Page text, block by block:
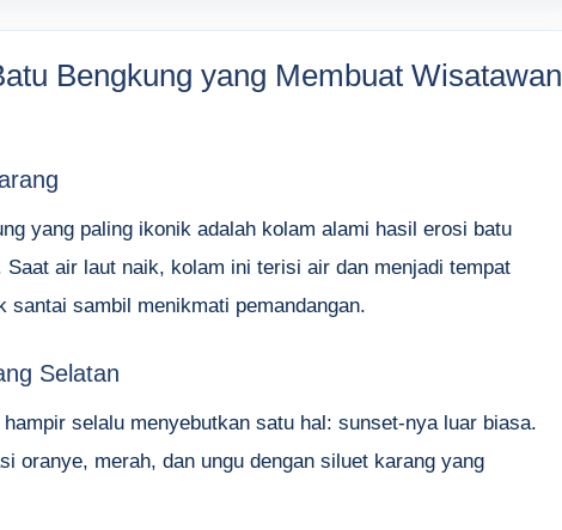
Bengkung yang Membuat Wisatawan
yang paling ikonik adalah kolam alami hasil erosi batu
Saat air laut naik, kolam ini terisi air dan menjadi tempat
santai sambil menikmati pemandangan.
Selatan
selalu menyebutkan satu hal: sunset-nya luar biasa.
oranye, merah, dan ungu dengan siluet karang yang